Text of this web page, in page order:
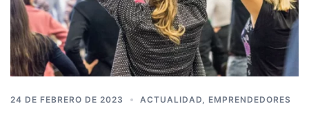
24 DE FEBRERO DE 2023 ACTUALIDAD EMPRENDEDORES